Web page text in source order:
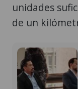
unidades
de un